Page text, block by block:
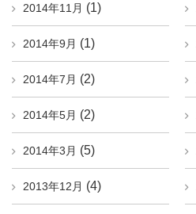
2014年11月 (1)
2014年9月 (1)
2014年7月 (2)
2014年5月 (2)
2014年3月 (5)
2013年12月 (4)